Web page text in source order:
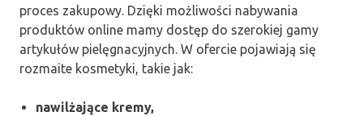
proces zakupowy. Dzięki możliwości nabywania
produktów online mamy dostęp do szerokiej gamy
artykułów pielęgnacyjnych. W ofercie pojawiają się
rozmaite kosmetyki, takie jak:
nawilżające kremy,